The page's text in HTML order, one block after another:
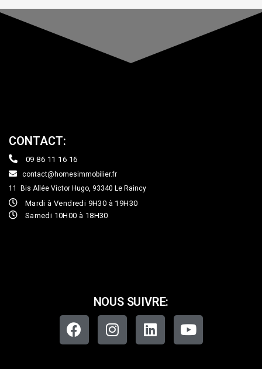
CONTACT:
09 86 11 16 16
contact@homesimmobilier.fr
11 Bis Allée Victor Hugo, 93340 Le Raincy
Mardi à Vendredi 9H30 à 19H30
Samedi 10H00 à 18H30
NOUS SUIVRE: